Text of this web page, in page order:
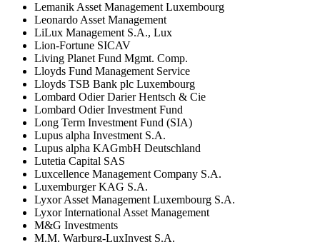
Lemanik Asset Management Luxembourg
Leonardo Asset Management
LiLux Management S.A., Lux
Lion-Fortune SICAV
Living Planet Fund Mgmt. Comp.
Lloyds Fund Management Service
Lloyds TSB Bank plc Luxembourg
Lombard Odier Darier Hentsch & Cie
Lombard Odier Investment Fund
Long Term Investment Fund (SIA)
Lupus alpha Investment S.A.
Lupus alpha KAGmbH Deutschland
Lutetia Capital SAS
Luxcellence Management Company S.A.
Luxemburger KAG S.A.
Lyxor Asset Management Luxembourg S.A.
Lyxor International Asset Management
M&G Investments
M.M. Warburg-LuxInvest S.A.